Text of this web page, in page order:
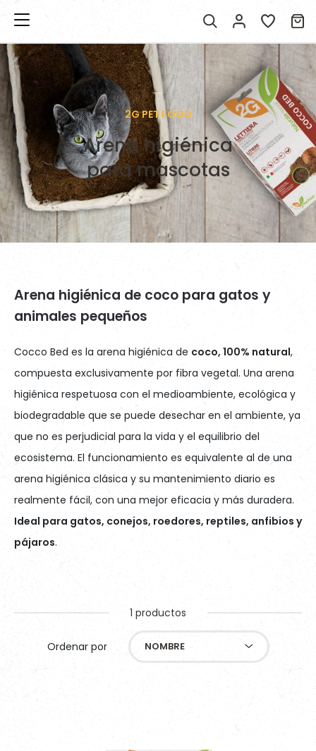
2G PET FOOD
Arena higiénica
para mascotas
Arena higiénica de coco para gatos y
animales pequeños
Cocco Bed es la arena higiénica de coco, 100% natural,
compuesta exclusivamente por fibra vegetal. Una arena
higiénica respetuosa con el medioambiente, ecológica y
biodegradable que se puede desechar en el ambiente, ya
que no es perjudicial para la vida y el equilibrio del
ecosistema. El funcionamiento es equivalente al de una
arena higiénica clásica y su mantenimiento diario es
realmente fácil, con una mejor eficacia y más duradera.
Ideal para gatos, conejos, roedores, reptiles, anfibios y
pájaros.
1 productos
Ordenar por NOMBRE